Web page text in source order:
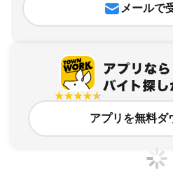
メールで
アプリを無料ダ